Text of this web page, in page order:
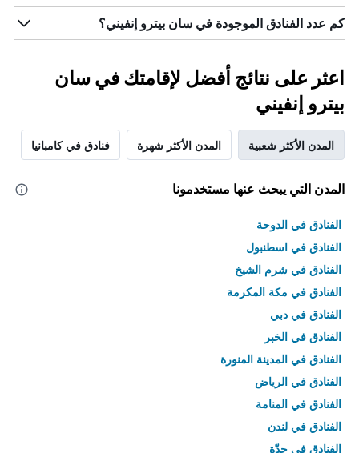
كم عدد الفنادق الموجودة في سان بيترو إنفيني؟
اعثر على نتائج أفضل لإقامتك في سان
بيترو إنفيني
المدن الأكثر شعبية المدن الأكثر شهرة فنادق في كامبانيا
المدن التي يبحث عنها مستخدمونا
الفنادق في الدوحة
الفنادق في اسطنبول
الفنادق في شرم الشيخ
الفنادق في مكة المكرمة
الفنادق في دبي
الفنادق في الخبر
الفنادق في المدينة المنورة
الفنادق في الرياض
الفنادق في المنامة
الفنادق في لندن
الفنادق في جدّة